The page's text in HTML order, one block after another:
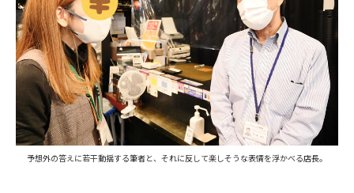
予想外の答えに若干動揺する筆者と、それに反して楽しそうな表情を浮かべる店長。